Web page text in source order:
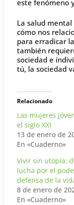
este fenómeno
La salud
cómo nos
para erradicar
también
sociedad e
tú, la sociedad
Relacionado
Las mujeres
el siglo XXI
13 de enero de
En «Cuaderno»
Vivir sin utopía:
lucha por el
defensa de la
8 de enero de
En «Cuaderno»